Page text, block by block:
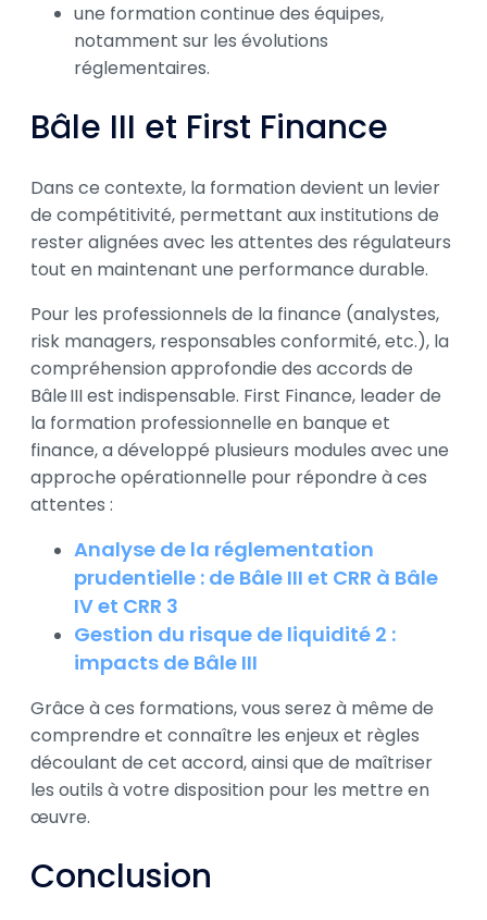
une formation continue des équipes,
notamment sur les évolutions
réglementaires.
Bâle III et First Finance
Dans ce contexte, la formation devient un levier
de compétitivité, permettant aux institutions de
rester alignées avec les attentes des régulateurs
tout en maintenant une performance durable.
Pour les professionnels de la finance (analystes,
risk managers, responsables conformité, etc.), la
compréhension approfondie des accords de
Bâle III est indispensable. First Finance, leader de
la formation professionnelle en banque et
finance, a développé plusieurs modules avec une
approche opérationnelle pour répondre à ces
attentes :
Analyse de la réglementation
prudentielle : de Bâle III et CRR à Bâle
IV et CRR 3
Gestion du risque de liquidité 2 :
impacts de Bâle III
Grâce à ces formations, vous serez à même de
comprendre et connaître les enjeux et règles
découlant de cet accord, ainsi que de maîtriser
les outils à votre disposition pour les mettre en
œuvre.
Conclusion